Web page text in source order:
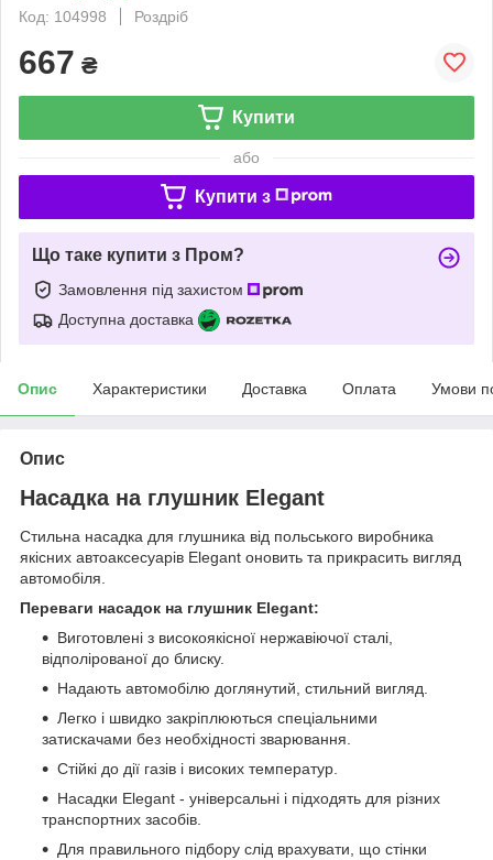
Код: 104998
Роздріб
667 ₴
Купити
або
Купити з
Що таке купити з Пром?
Замовлення під захистом
Доступна доставка
Опис Характеристики Доставка Оплата Умови
Опис
Насадка на глушник Elegant
Стильна насадка для глушника від польського виробника
якісних автоаксесуарів Elegant оновить та прикрасить вигляд
автомобіля.
Переваги насадок на глушник Elegant:
Виготовлені з високоякісної нержавіючої сталі,
відполірованої до блиску.
Надають автомобілю доглянутий, стильний вигляд.
Легко і швидко закріплюються спеціальними
затискачами без необхідності зварювання.
Стійкі до дії газів і високих температур.
Насадки Elegant - універсальні і підходять для різних
транспортних засобів.
Для правильного підбору слід врахувати, що стінки